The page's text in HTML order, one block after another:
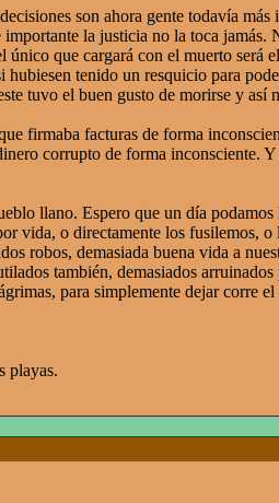
son ahora gente todavía
la justicia no la toca jamás.
que cargará con el muerto será
tenido un resquicio para
tuvo el buen gusto de morirse y así
firmaba facturas de forma
corrupto de forma inconsciente.
llano. Espero que un día podamos
vida, o directamente los fusilemos,
robos, demasiada buena vida a
también, demasiados
para simplemente dejar corre el
playas.